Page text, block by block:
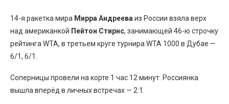
14-я ракетка мира Мирра Андреева из России взяла верх
над американкой Пейтон Стирнс, занимающей 46-ю строчку
рейтинга WTA, в третьем круге турнира WTA 1000 в Дубае —
6/1, 6/1.
Соперницы провели на корте 1 час 12 минут. Россиянка
вышла вперёд в личных встречах — 2:1.